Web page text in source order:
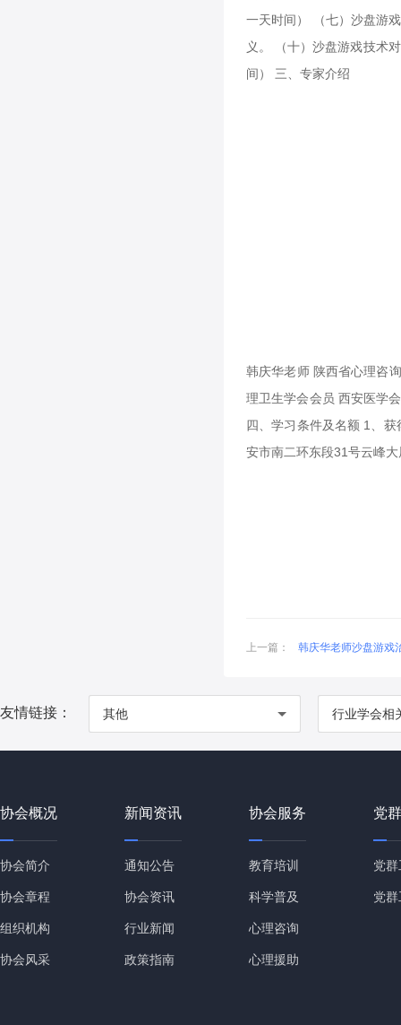
一天时间） （七）沙盘游
义。 （十）沙盘游戏技术
间） 三、专家介绍
韩庆华老师 陕西省心理咨
理卫生学会会员 西安医学
四、学习条件及名额 1、
安市南二环东段31号云峰
上一篇： 韩庆华老师沙盘游戏
友情链接： 其他 行业学会相
协会概况
协会简介
协会章程
组织机构
协会风采
新闻资讯
通知公告
协会资讯
行业新闻
政策指南
协会服务
教育培训
科学普及
心理咨询
心理援助
党
党
党